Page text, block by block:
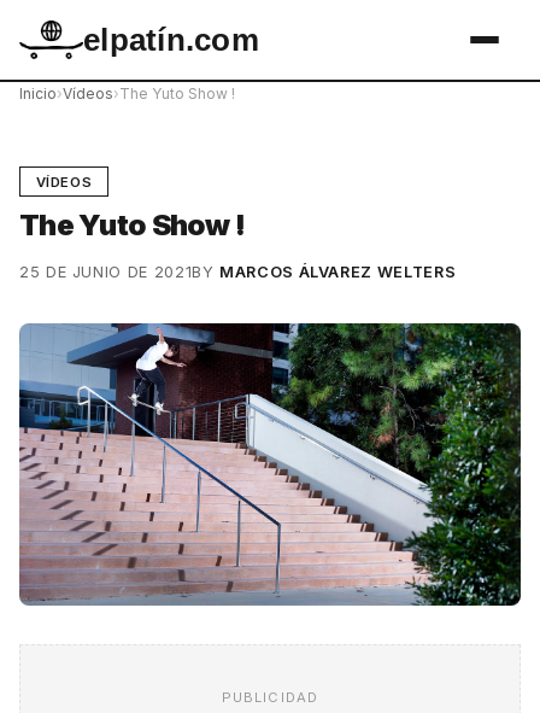
elpatín.com
Inicio›Vídeos›The Yuto Show !
VÍDEOS
The Yuto Show !
25 DE JUNIO DE 2021BY MARCOS ÁLVAREZ WELTERS
PUBLICIDAD